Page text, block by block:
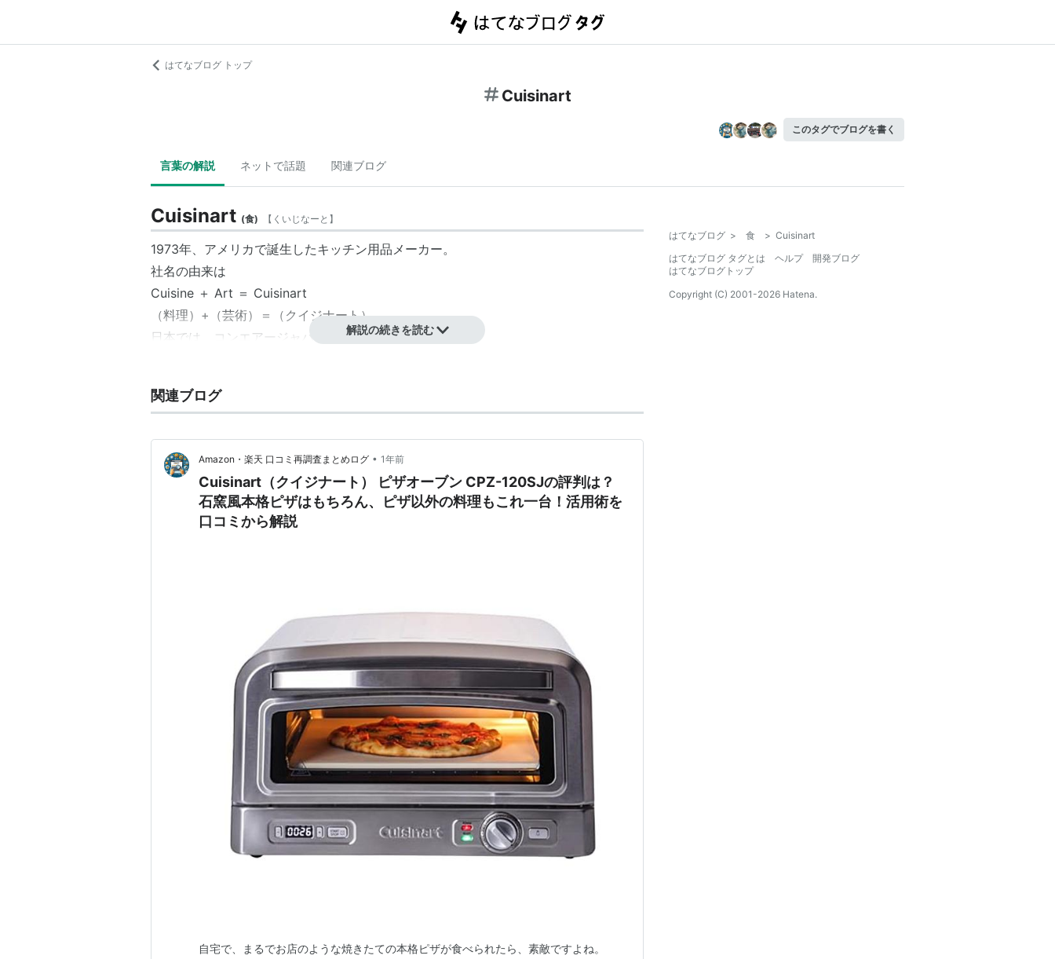
はてなブログ トップ
Cuisinart
このタグでブログを書く
言葉の解説 ネットで話題 関連ブログ
Cuisinart (食) 【 くいじなーと 】
1973年、 アメリカで誕生したキッチン用品メーカー。
社名の由来は
Cuisine ＋ Art ＝ Cuisinart
（料理）+（芸術）＝（クイジナート）。
日本では、
コンエアージャパン
により運営されている。
アメリカの家庭の約60％では
の料理家に愛されている。
クイジナート フードプロセッサー ミニプレップ プロセッサー
(0.5L) ブラッシュステンレス[ブラック] DLC-1JBS
この商品を含むブログ (7件) を見る
解説の続きを読む
関連ブログ
Amazon・楽天 口コミ再調査まとめログ • 1年前
Cuisinart（クイジナート） ピザオーブン CPZ-120SJの評判は？
石窯風本格ピザはもちろん、ピザ以外の料理もこれ一台！活用術を
口コミから解説
自宅で、まるでお店のような焼きたての本格ピザが食べられたら、素敵ですよね。
はてなブログ > 食 > Cuisinart
はてなブログ タグとは
ヘルプ
開発ブログ
はてなブログトップ
Copyright (C) 2001-2026 Hatena.